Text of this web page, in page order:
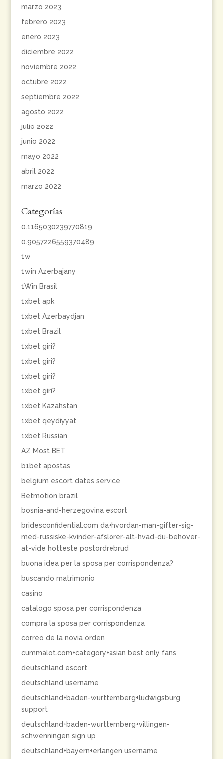
marzo 2023
febrero 2023
enero 2023
diciembre 2022
noviembre 2022
octubre 2022
septiembre 2022
agosto 2022
julio 2022
junio 2022
mayo 2022
abril 2022
marzo 2022
Categorías
0.1165030239770819
0.9057226559370489
1w
1win Azerbajany
1Win Brasil
1xbet apk
1xbet Azerbaydjan
1xbet Brazil
1xbet giri?
1xbet giri?
1xbet giri?
1xbet giri?
1xbet Kazahstan
1xbet qeydiyyat
1xbet Russian
AZ Most BET
b1bet apostas
belgium escort dates service
Betmotion brazil
bosnia-and-herzegovina escort
bridesconfidential.com da+hvordan-man-gifter-sig-
med-russiske-kvinder-afslorer-alt-hvad-du-behover-
at-vide hotteste postordrebrud
buona idea per la sposa per corrispondenza?
buscando matrimonio
casino
catalogo sposa per corrispondenza
compra la sposa per corrispondenza
correo de la novia orden
cummalot.com+category+asian best only fans
deutschland escort
deutschland username
deutschland+baden-wurttemberg+ludwigsburg
support
deutschland+baden-wurttemberg+villingen-
schwenningen sign up
deutschland+bayern+erlangen username